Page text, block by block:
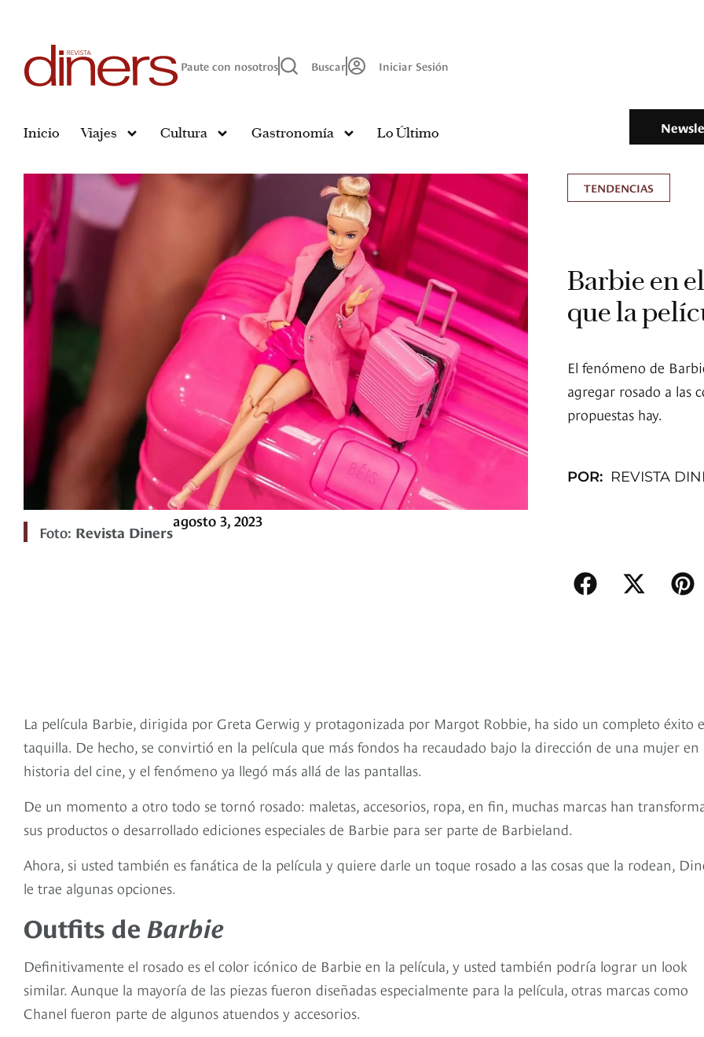
Paute con nosotros Buscar Iniciar Sesión
Inicio Viajes Cultura Gastronomía Lo Último
Foto: Revista Diners
agosto 3, 2023
TENDENCIAS
Barbie en
que la
El fenómeno de
agregar rosado a las
propuestas hay.
POR: REVISTA
La película Barbie, dirigida por Greta Gerwig y protagonizada por Margot Robbie, ha sido un completo éxito
taquilla. De hecho, se convirtió en la película que más fondos ha recaudado bajo la dirección de una mujer en
historia del cine, y el fenómeno ya llegó más allá de las pantallas.
De un momento a otro todo se tornó rosado: maletas, accesorios, ropa, en fin, muchas marcas han
sus productos o desarrollado ediciones especiales de Barbie para ser parte de Barbieland.
Ahora, si usted también es fanática de la película y quiere darle un toque rosado a las cosas que la rodean,
le trae algunas opciones.
Outfits de Barbie
Definitivamente el rosado es el color icónico de Barbie en la película, y usted también podría lograr un look
similar. Aunque la mayoría de las piezas fueron diseñadas especialmente para la película, otras marcas como
Chanel fueron parte de algunos atuendos y accesorios.